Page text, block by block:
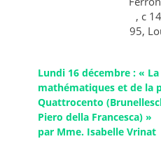
, c
95,
Lundi 16 décembre : «
mathématiques et de la
Quattrocento
Piero della Francesca) »
par Mme. Isabelle Vrinat